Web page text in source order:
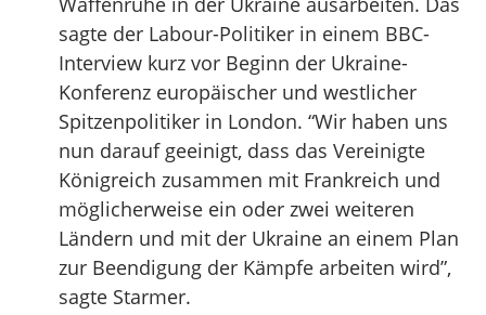
sagte der Labour-Politiker in einem BBC-
Interview kurz vor Beginn der Ukraine-
Konferenz europäischer und westlicher
Spitzenpolitiker in London. “Wir haben uns
nun darauf geeinigt, dass das Vereinigte
Königreich zusammen mit Frankreich und
möglicherweise ein oder zwei weiteren
Ländern und mit der Ukraine an einem Plan
zur Beendigung der Kämpfe arbeiten wird”,
sagte Starmer.